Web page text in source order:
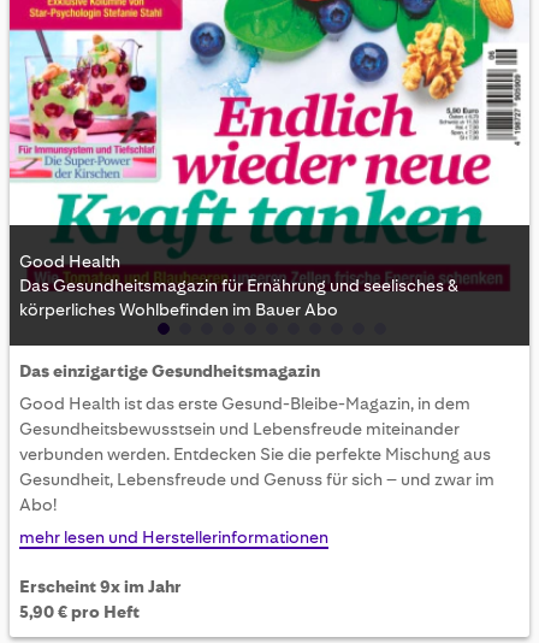
to
the
beginning
of
the
images
Good Health
Das Gesundheitsmagazin für Ernährung und seelisches &
körperliches Wohlbefinden im Bauer Abo
Das einzigartige Gesundheitsmagazin
Good Health ist das erste Gesund-Bleibe-Magazin, in dem
Gesundheitsbewusstsein und Lebensfreude miteinander
verbunden werden. Entdecken Sie die perfekte Mischung aus
Gesundheit, Lebensfreude und Genuss für sich – und zwar im
Abo!
mehr lesen und Herstellerinformationen
Erscheint 9x im Jahr
5,90 € pro Heft